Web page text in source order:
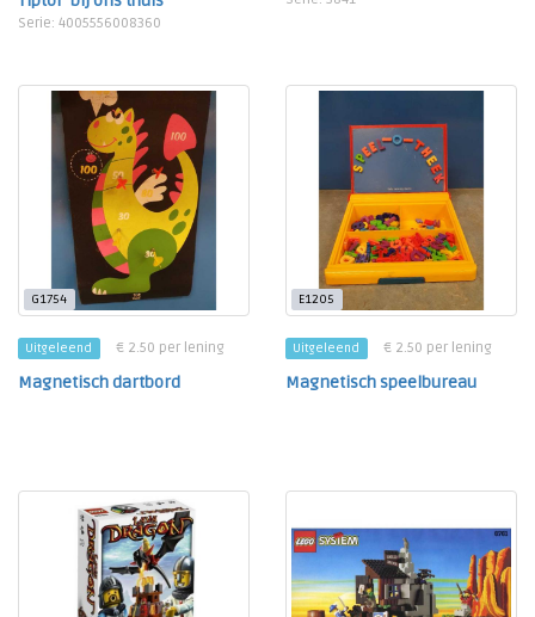
Serie: 4005556008360
G1754
Uitgeleend € 2.50 per lening
Magnetisch dartbord
E1205
Uitgeleend € 2.50 per lening
Magnetisch speelbureau